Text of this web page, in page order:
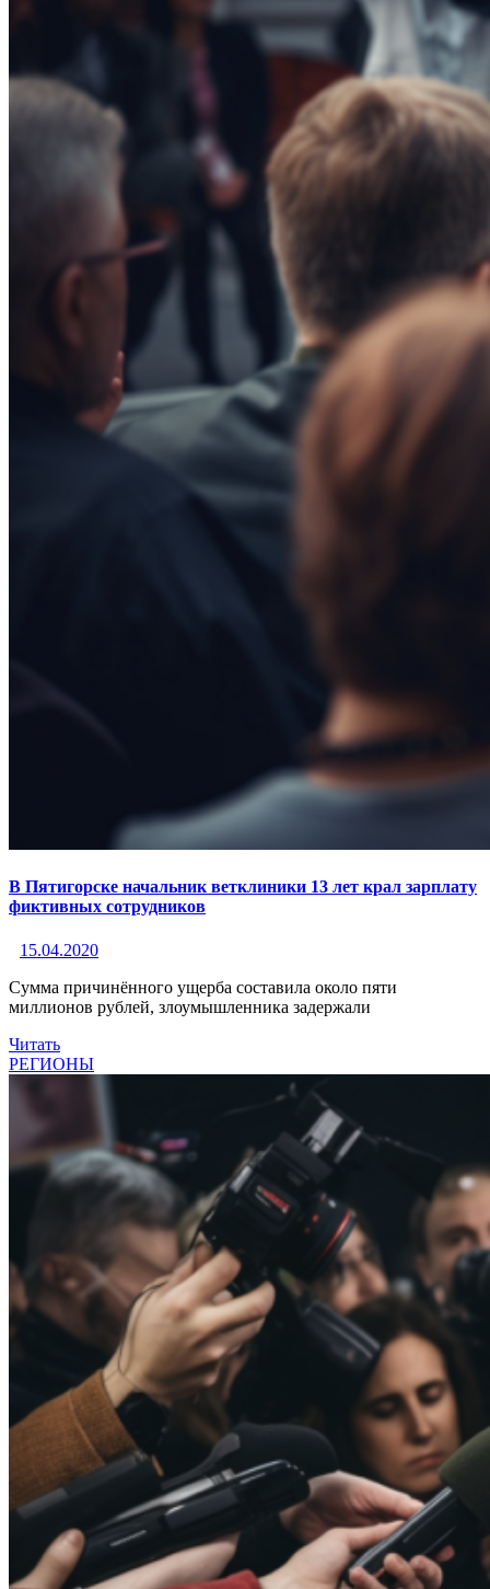
В Пятигорске начальник ветклиники 13 лет крал зарплату
фиктивных сотрудников
15.04.2020
Сумма причинённого ущерба составила около пяти
миллионов рублей, злоумышленника задержали
Читать
РЕГИОНЫ